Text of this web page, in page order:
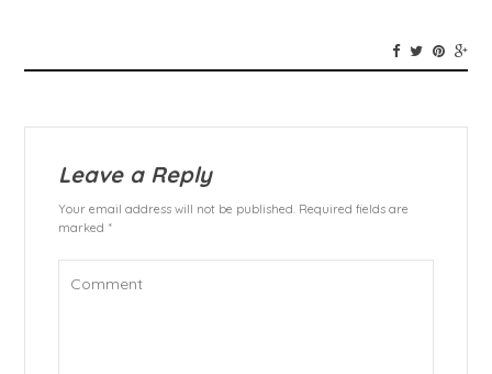
Leave a Reply
Your email address will not be published. Required fields are
marked *